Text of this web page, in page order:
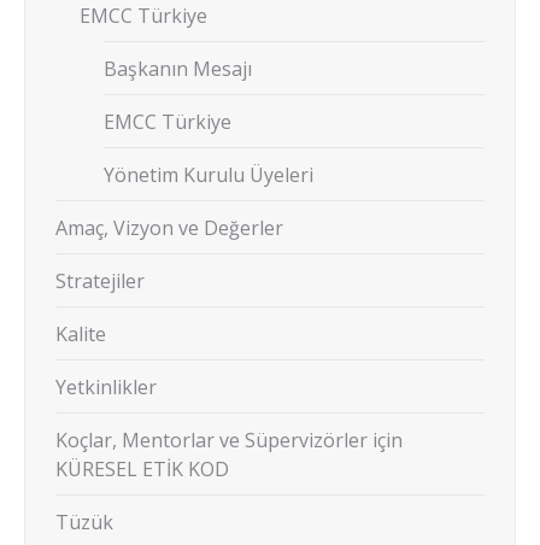
EMCC Türkiye
Başkanın Mesajı
EMCC Türkiye
Yönetim Kurulu Üyeleri
Amaç, Vizyon ve Değerler
Stratejiler
Kalite
Yetkinlikler
Koçlar, Mentorlar ve Süpervizörler için
KÜRESEL ETİK KOD
Tüzük